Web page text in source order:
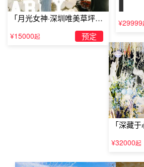
于领悟到爱一个人，就算用一辈子的
慢慢地去了解这个人，体谅这个人，
有非常宽大的胸襟才行。(陪伴是最长
「月光女神·深圳唯美草坪浪
漫求婚」
¥15000起 预定
¥29999
「深藏
¥32000起